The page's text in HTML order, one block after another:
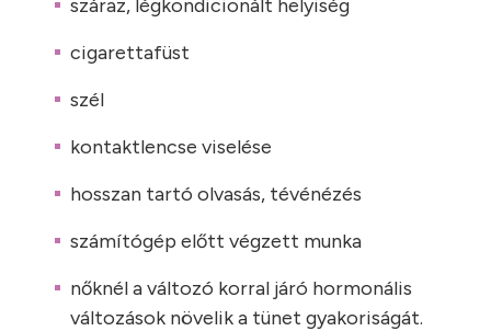
száraz, légkondicionált helyiség
cigarettafüst
szél
kontaktlencse viselése
hosszan tartó olvasás, tévénézés
számítógép előtt végzett munka
nőknél a változó korral járó hormonális
változások növelik a tünet gyakoriságát.